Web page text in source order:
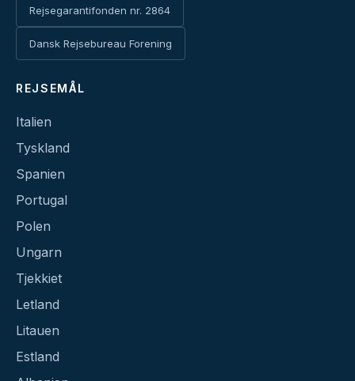
Rejsegarantifonden nr. 2864
Dansk Rejsebureau Forening
REJSEMÅL
Italien
Tyskland
Spanien
Portugal
Polen
Ungarn
Tjekkiet
Letland
Litauen
Estland